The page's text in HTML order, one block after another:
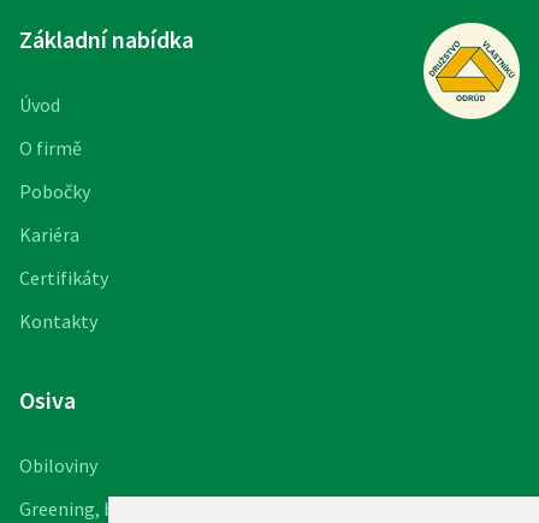
Základní nabídka
Úvod
O firmě
Pobočky
Kariéra
Certifikáty
Kontakty
Osiva
Obiloviny
Greening, biopásy